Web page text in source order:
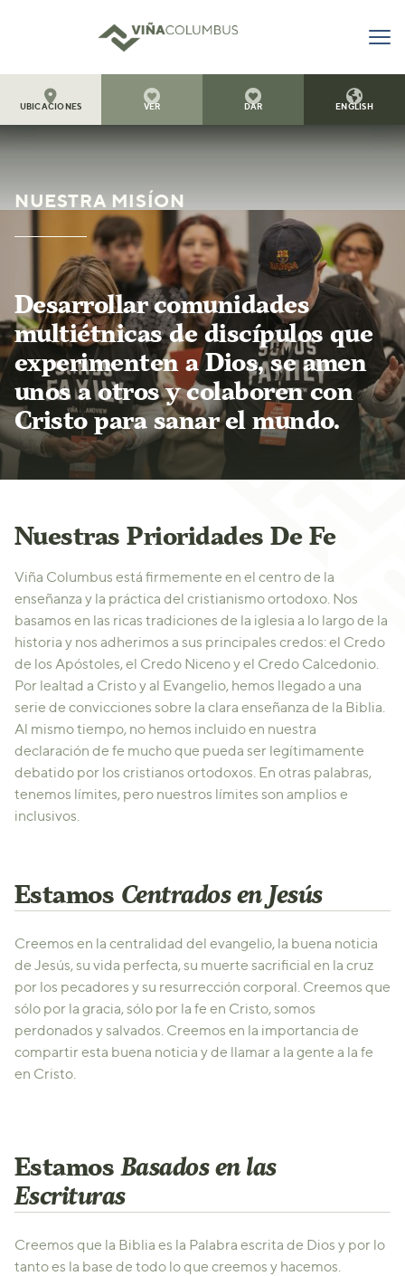

UBICACIONES

VER

DAR

ENGLISH
NUESTRA MISÍON
Desarrollar comunidades
multiétnicas de discípulos que
experimenten a Dios, se amen
unos a otros y colaboren con
Cristo para sanar el mundo.
Nuestras Prioridades De Fe
Viña Columbus está firmemente en el centro de la
enseñanza y la práctica del cristianismo ortodoxo. Nos
basamos en las ricas tradiciones de la iglesia a lo largo de la
historia y nos adherimos a sus principales credos: el Credo
de los Apóstoles, el Credo Niceno y el Credo Calcedonio.
Por lealtad a Cristo y al Evangelio, hemos llegado a una
serie de convicciones sobre la clara enseñanza de la Biblia.
Al mismo tiempo, no hemos incluido en nuestra
declaración de fe mucho que pueda ser legítimamente
debatido por los cristianos ortodoxos. En otras palabras,
tenemos límites, pero nuestros límites son amplios e
inclusivos.
Estamos Centrados en Jesús
Creemos en la centralidad del evangelio, la buena noticia
de Jesús, su vida perfecta, su muerte sacrificial en la cruz
por los pecadores y su resurrección corporal. Creemos que
sólo por la gracia, sólo por la fe en Cristo, somos
perdonados y salvados. Creemos en la importancia de
compartir esta buena noticia y de llamar a la gente a la fe
en Cristo.
EstamosBasados en las
Escrituras
Creemos que la Biblia es la Palabra escrita de Dios y por lo
tanto es la base de todo lo que creemos y hacemos.